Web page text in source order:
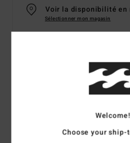
Voir la disponibilité en
Sélectionner mon magasin
Details & caractéristiques
Casquette trucker Rouge Femme
Caractéristiques
Welcome!
Choose your